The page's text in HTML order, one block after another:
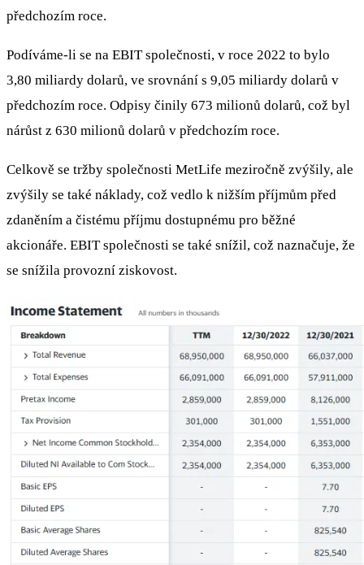
předchozím roce.
Podíváme-li se na EBIT společnosti, v roce 2022 to bylo
3,80 miliardy dolarů, ve srovnání s 9,05 miliardy dolarů v
předchozím roce. Odpisy činily 673 milionů dolarů, což byl
nárůst z 630 milionů dolarů v předchozím roce.
Celkově se tržby společnosti MetLife meziročně zvýšily, ale
zvýšily se také náklady, což vedlo k nižším příjmům před
zdaněním a čistému příjmu dostupnému pro běžné
akcionáře. EBIT společnosti se také snížil, což naznačuje, že
se snížila provozní ziskovost.